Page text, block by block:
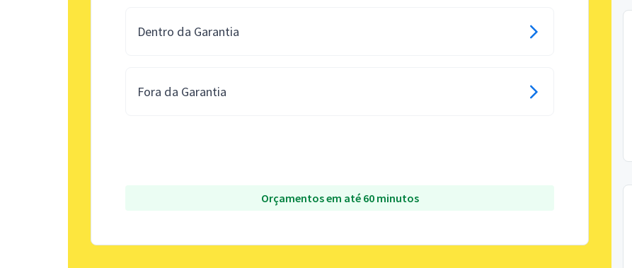
Dentro da Garantia
Fora da Garantia
Orçamentos em até 60 minutos